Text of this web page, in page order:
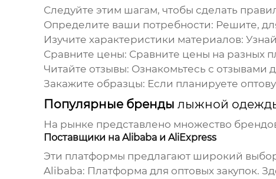
Следуйте этим шагам, чтобы сделать
Определите ваши потребности: Решите,
Изучите характеристики материалов:
Сравните цены: Сравните цены на разных
Читайте отзывы: Ознакомьтесь с отзывами
Закажите образцы: Если планируете
Популярные бренды лыжной
На рынке представлено множество
Поставщики на Alibaba и AliExpress
Эти платформы предлагают широкий
Alibaba: Платформа для оптовых закупок.